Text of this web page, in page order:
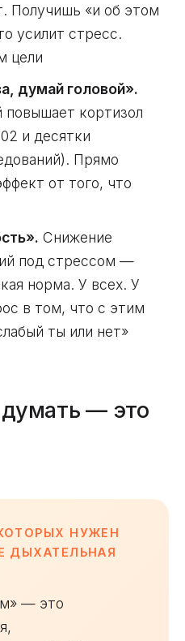
Получишь «и об этом
усилит стресс.
цели
думай головой».
повышает кортизол
и десятки
Прямо
от того, что
Снижение
под стрессом —
норма. У всех. У
в том, что с этим
ты или нет»
— это
НУЖЕН
ДЫХАТЕЛЬНАЯ
— это